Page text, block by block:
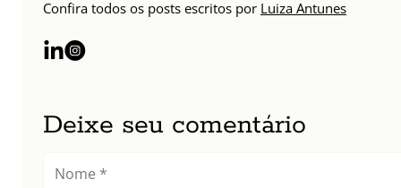
Confira todos os posts escritos por Luiza Antunes
Deixe seu comentário